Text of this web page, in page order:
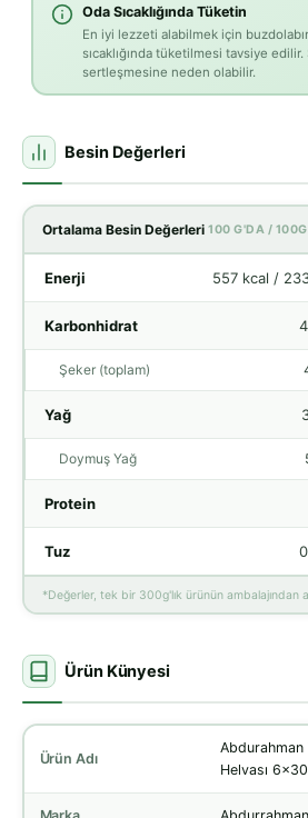
Oda Sıcaklığında Tüketin
En iyi lezzeti alabilmek için
sıcaklığında tüketilmesi tavsiye
sertleşmesine neden olabilir.
Besin Değerleri
Ortalama Besin Değerleri 100 G'DA / 100G
Enerji 557 kcal /
Karbonhidrat
Şeker (toplam)
Yağ
Doymuş Yağ
Protein
Tuz
*Değerler, tek bir 300g'lık ürünün ambalajından
Ürün Künyesi
Ürün Adı
Abdurahman
Helvası